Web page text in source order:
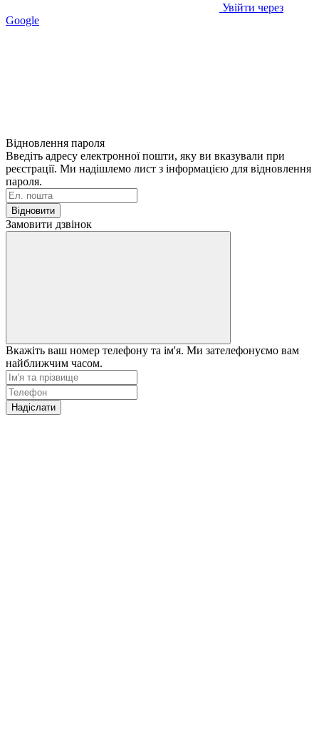
Увійти через
Google
Відновлення пароля
Введіть адресу електронної пошти, яку ви вказували при
реєстрації. Ми надішлемо лист з інформацією для відновлення
пароля.
Відновити
Замовити дзвінок
Вкажіть ваш номер телефону та ім'я. Ми зателефонуємо вам
найближчим часом.
Надіслати